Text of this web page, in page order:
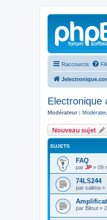
Raccourcis
Electronique
Modérateur :
Nouveau sujet
SUJETS
FAQ
par JP » 09
74LS244
par salima »
par Bilout »